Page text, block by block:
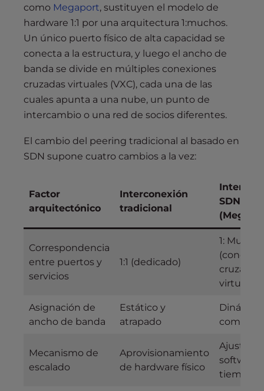
como Megaport, sustituyen el modelo de
hardware 1:1 por una arquitectura 1:muchos.
Un único puerto físico de alta capacidad se
conecta a la estructura, y luego el ancho de
banda se divide en múltiples conexiones
cruzadas virtuales (VXC), cada una de las
cuales apunta a una nube, un punto de
intercambio o una red de socios diferentes.
El cambio del peering tradicional al basado en
SDN supone cuatro cambios a la vez:
Factor
arquitectónico
Interconexión
tradicional
SDN
Correspondencia
entre puertos y
servicios
1:1 (dedicado)
1: Muchos
cruzadas
virtuales)
Asignación de
ancho de banda
Estático y
atrapado
Mecanismo de
escalado
Aprovisionamiento
de hardware físico
Ajuste
software
tiempo